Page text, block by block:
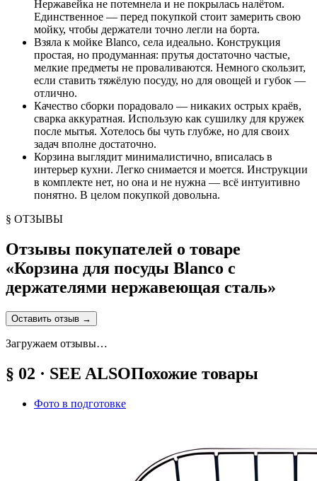
Нержавейка не потемнела и не покрылась налётом.
Единственное — перед покупкой стоит замерить свою
мойку, чтобы держатели точно легли на борта.
Взяла к мойке Blanco, села идеально. Конструкция
простая, но продуманная: прутья достаточно частые,
мелкие предметы не проваливаются. Немного скользит,
если ставить тяжёлую посуду, но для овощей и губок —
отлично.
Качество сборки порадовало — никаких острых краёв,
сварка аккуратная. Использую как сушилку для кружек
после мытья. Хотелось бы чуть глубже, но для своих
задач вполне достаточно.
Корзина выглядит минималистично, вписалась в
интерьер кухни. Легко снимается и моется. Инструкции
в комплекте нет, но она и не нужна — всё интуитивно
понятно. В целом покупкой довольна.
§ ОТЗЫВЫ
Отзывы покупателей о товаре
«Корзина для посуды Blanco с
держателями нержавеющая сталь»
Оставить отзыв →
Загружаем отзывы…
§ 02 · SEE ALSOПохожие товары
Фото в подготовке